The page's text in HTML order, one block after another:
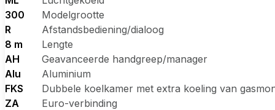
300
Modelgrootte
R
Afstandsbediening/dialoog
8 m
Lengte
AH
Geavanceerde handgreep/manager
Alu
Aluminium
FKS
Dubbele koelkamer met extra koeling van
ZA
Euro-verbinding